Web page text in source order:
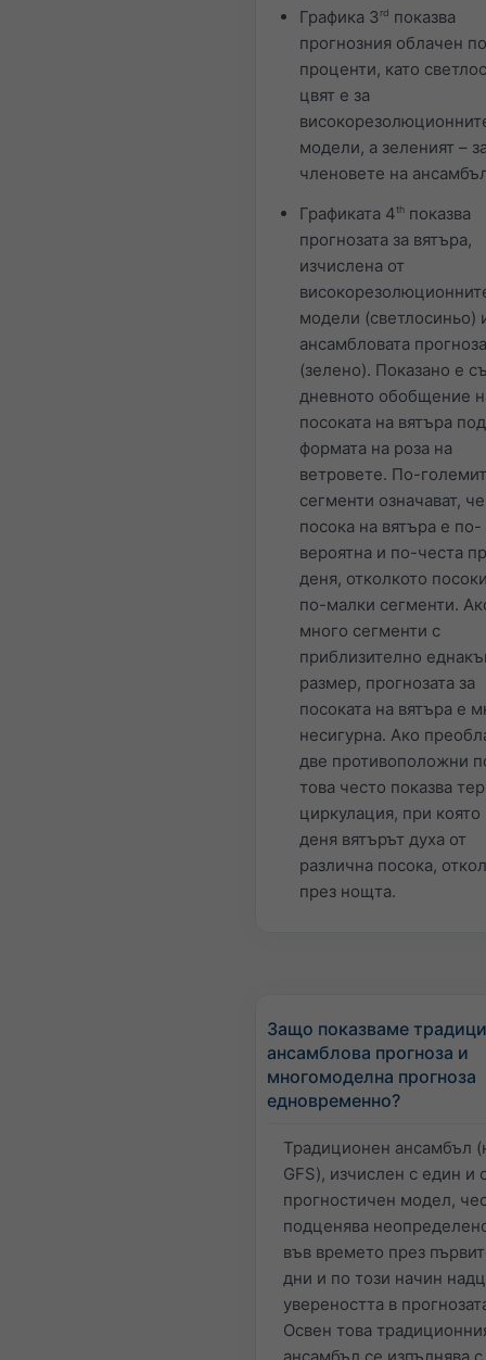
Графика 3rd показва
прогнозния облачен
проценти, като
цвят е за
модели, а зеленият –
членовете на
Графиката 4th показва
прогнозата за вятъра,
изчислена от
модели (светлосиньо)
ансамбловата прогноза
(зелено). Показано е
дневното обобщение
посоката на вятъра под
формата на роза на
ветровете. По-
сегменти означават,
посока на вятъра е по-
вероятна и по-честа
деня, отколкото
по-малки сегменти.
много сегменти с
приблизително
размер, прогнозата за
посоката на вятъра е
несигурна. Ако
две противоположни
това често показва
циркулация, при която
деня вятърът духа от
различна посока,
през нощта.
Защо показваме
ансамблова прогноза и
многомоделна прогноза
едновременно?
Традиционен ансамбъл
GFS), изчислен с един и
прогностичен модел,
подценява
във времето през
дни и по този начин
увереността в
Освен това